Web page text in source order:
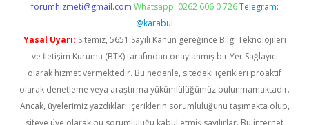
forumhizmeti@gmail.com Whatsapp: 0262 606 0 726 Telegram:
@karabul
Yasal Uyarı: Sitemiz, 5651 Sayılı Kanun gereğince Bilgi Teknolojileri
ve İletişim Kurumu (BTK) tarafından onaylanmış bir Yer Sağlayıcı
olarak hizmet vermektedir. Bu nedenle, sitedeki içerikleri proaktif
olarak denetleme veya araştırma yükümlülüğümüz bulunmamaktadır.
Ancak, üyelerimiz yazdıkları içeriklerin sorumluluğunu taşımakta olup,
siteye üye olarak bu sorumluluğu kabul etmiş sayılırlar. Bu internet